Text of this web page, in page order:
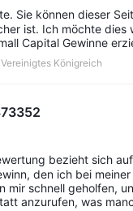
Sie können dieser
ist. Ich möchte dies
Capital Gewinne
Vereinigtes Königreich
bezieht sich
den ich bei
mir schnell geholfen,
anzurufen, was